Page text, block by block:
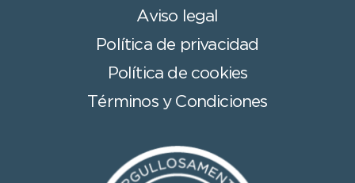
Aviso legal
Política de privacidad
Política de cookies
Términos y Condiciones